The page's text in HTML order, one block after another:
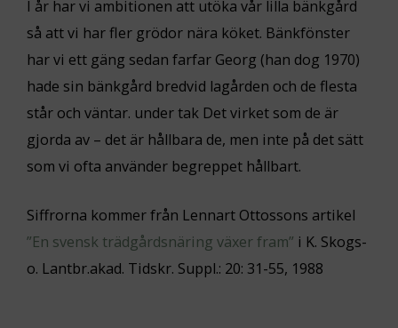
I år har vi ambitionen att utöka vår lilla bänkgård
så att vi har fler grödor nära köket. Bänkfönster
har vi ett gäng sedan farfar Georg (han dog 1970)
hade sin bänkgård bredvid lagården och de flesta
står och väntar. under tak Det virket som de är
gjorda av – det är hållbara de, men inte på det sätt
som vi ofta använder begreppet hållbart.
Siffrorna kommer från Lennart Ottossons artikel
”En svensk trädgårdsnäring växer fram” i K. Skogs-
o. Lantbr.akad. Tidskr. Suppl.: 20: 31-55, 1988